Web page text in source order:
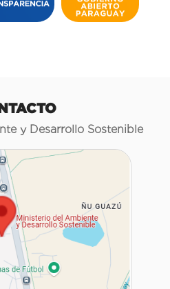
y Desarrollo Sostenible